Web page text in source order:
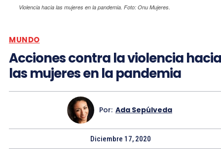
Violencia hacia las mujeres en la pandemia. Foto: Onu Mujeres.
MUNDO
Acciones contra la violencia hacia
las mujeres en la pandemia
Por: Ada Sepúlveda
Diciembre 17, 2020